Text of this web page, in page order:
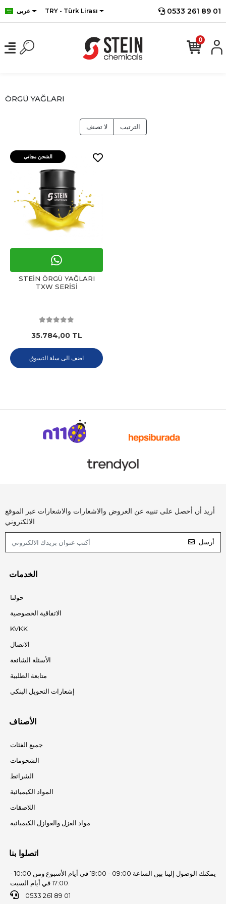
عربى TRY - Türk Lirası 0533 261 89 01
0
ÖRGÜ YAĞLARI
لا تصنف الترتيب
الشحن مجاني
STEİN ÖRGÜ YAĞLARI
TXW SERİSİ
35.784,00 TL
اضف الى سلة التسوق
أريد أن أحصل على تنبيه عن العروض والاشعارات والاشعارات عبر الموقع
الالكتروني
أرسل
الخدمات
حولنا
الاتفاقية الخصوصية
KVKK
الاتصال
الأسئلة الشائعة
متابعة الطلبية
إشعارات التحويل البنكي
الأصناف
جميع الفئات
الشحومات
الشرائط
المواد الكيميائية
اللاصقات
مواد العزل والعوازل الكيميائية
اتصلوا بنا
يمكنك الوصول إلينا بين الساعة 09:00 - 19:00 في أيام الأسبوع ومن 10:00 -
0533 261 89 01